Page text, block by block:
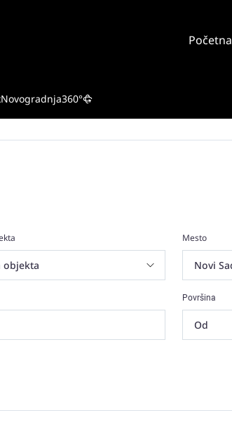
Početna
Novogradnja360°
Mesto
Površina